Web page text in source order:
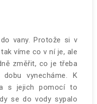
vany. Protože si v
víme co v ní je, ale
změřit, co je třeba
vynecháme. K
s jejich pomocí to
se do vody sypalo